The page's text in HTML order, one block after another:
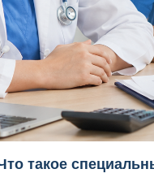
такое